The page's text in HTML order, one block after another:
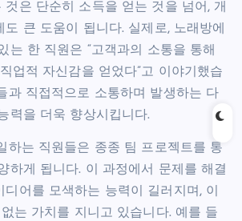
것은 단순히 소득을 얻는 것을 넘어, 개
도 큰 도움이 됩니다. 실제로, 노래방에
는 한 직원은 “고객과의 소통을 통해
업적 자신감을 얻었다”고 이야기했습
과 직접적으로 소통하며 발생하는 다
력을 더욱 향상시킵니다.
하는 직원들은 종종 팀 프로젝트를 통
하게 됩니다. 이 과정에서 문제를 해결
어를 모색하는 능력이 길러지며, 이
는 가치를 지니고 있습니다. 예를 들